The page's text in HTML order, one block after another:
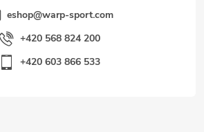
eshop@warp-sport.com
+420 568 824 200
+420 603 866 533